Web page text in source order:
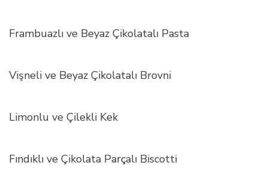
Frambuazlı ve Beyaz Çikolatalı Pasta
Vişneli ve Beyaz Çikolatalı Brovni
Limonlu ve Çilekli Kek
Fındıklı ve Çikolata Parçalı Biscotti